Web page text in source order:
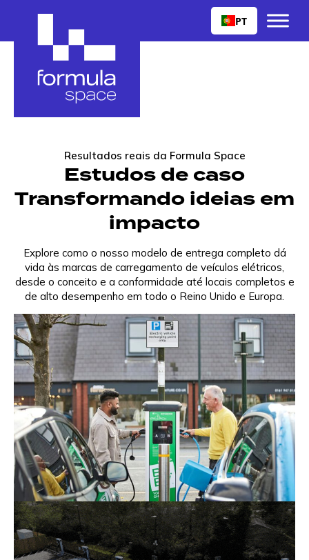
PT
Resultados reais da Formula Space
Estudos de caso
Transformando ideias em
impacto
Explore como o nosso modelo de entrega completo dá
vida às marcas de carregamento de veículos elétricos,
desde o conceito e a conformidade até locais completos e
de alto desempenho em todo o Reino Unido e Europa.
Be.EV - Âmbito total
Formula Space a Be.EV Formula Space transformar a
ambição da marca numa experiência nacional de
carregamento, combinando design, acessibilidade e
rapidez de entrega para criar centros de veículos
elétricos de alto desempenho e instantaneamente
reconhecíveis.
Leia mais
Evyve - Destaque do site